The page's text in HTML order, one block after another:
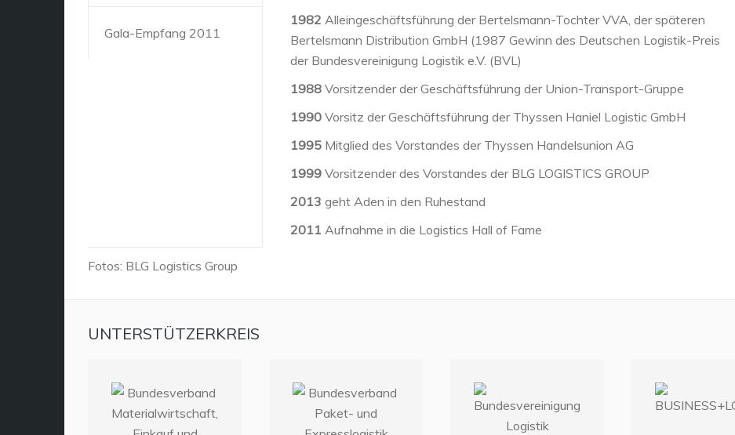
Gala-Empfang 2011
1982 Alleingeschäftsführung der Bertelsmann-Tochter VVA, der späteren
Bertelsmann Distribution GmbH (1987 Gewinn des Deutschen Logistik-Preis
der Bundesvereinigung Logistik e.V. (BVL)
1988 Vorsitzender der Geschäftsführung der Union-Transport-Gruppe
1990 Vorsitz der Geschäftsführung der Thyssen Haniel Logistic GmbH
1995 Mitglied des Vorstandes der Thyssen Handelsunion AG
1999 Vorsitzender des Vorstandes der BLG LOGISTICS GROUP
2013 geht Aden in den Ruhestand
2011 Aufnahme in die Logistics Hall of Fame
Fotos: BLG Logistics Group
UNTERSTÜTZERKREIS